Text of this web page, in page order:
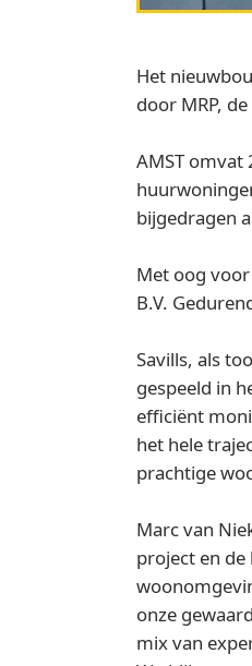
Het
door MRP,
AMST
bijgedragen
Met oog
B.V.
Savills, als
gespeeld in
efficiënt
het hele
prachtige
Marc van
project en
onze
mix van